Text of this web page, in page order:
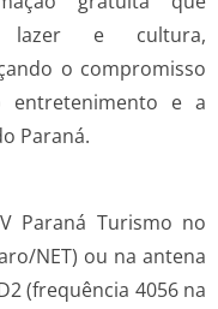
lazer e cultura,
o compromisso
e a
Paraná.
Paraná Turismo no
NET) ou na antena
(frequência 4056 na